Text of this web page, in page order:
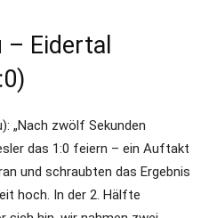
– Eidertal
„Nach zwölf Sekunden
das 1:0 feiern – ein Auftakt
und schraubten das Ergebnis
hoch. In der 2. Hälfte